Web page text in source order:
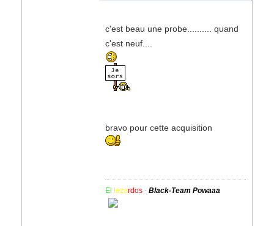
c'est beau une probe.......... quand
c'est neuf....
bravo pour cette acquisition
El lezardos - Black-Team Powaaa